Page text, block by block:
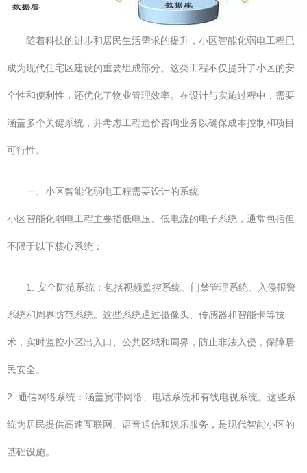
随着科技的进步和居民生活需求的提升，小区智能化弱电工程已
成为现代住宅区建设的重要组成部分。这类工程不仅提升了小区的安
全性和便利性，还优化了物业管理效率。在设计与实施过程中，需要
涵盖多个关键系统，并考虑工程造价咨询业务以确保成本控制和项目
可行性。
一、小区智能化弱电工程需要设计的系统
小区智能化弱电工程主要指低电压、低电流的电子系统，通常包括但
不限于以下核心系统：
1. 安全防范系统：包括视频监控系统、门禁管理系统、入侵报警
系统和周界防范系统。这些系统通过摄像头、传感器和智能卡等技
术，实时监控小区出入口、公共区域和周界，防止非法入侵，保障居
民安全。
2. 通信网络系统：涵盖宽带网络、电话系统和有线电视系统。这些系
统为居民提供高速互联网、语音通信和娱乐服务，是现代智能小区的
基础设施。